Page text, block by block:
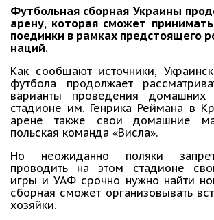
Футбольная сборная Украины
арену, которая сможет
поединки в рамках предстоящего
наций.
Как сообщают источники,
футбола продолжает
варианты проведения домашних
стадионе им. Генрика Реймана в
арене также свои домашние
польская команда «Висла».
Но неожиданно поляки
проводить на этом стадионе
игры и УАФ срочно нужно найти
сборная сможет организовывать
хозяйки.